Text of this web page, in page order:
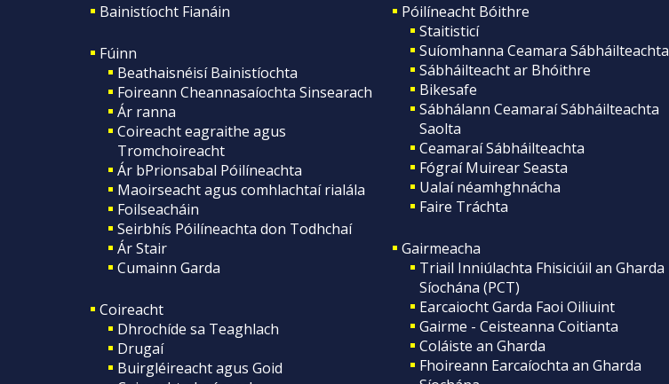
Bainistíocht Fianáin
Fúinn
Beathaisnéisí Bainistíochta
Foireann Cheannasaíochta Sinsearach
Ár ranna
Coireacht eagraithe agus
Tromchoireacht
Ár bPrionsabal Póilíneachta
Maoirseacht agus comhlachtaí rialála
Foilseacháin
Seirbhís Póilíneachta don Todhchaí
Ár Stair
Cumainn Garda
Coireacht
Dhrochíde sa Teaghlach
Drugaí
Buirgléireacht agus Goid
Póilíneacht Bóithre
Staitisticí
Suíomhanna Ceamara Sábháilteachta
Sábháilteacht ar Bhóithre
Bikesafe
Sábhálann Ceamaraí Sábháilteachta
Saolta
Ceamaraí Sábháilteachta
Fógraí Muirear Seasta
Ualaí néamhghnácha
Faire Tráchta
Gairmeacha
Triail Inniúlachta Fhisiciúil an Gharda
Síochána (PCT)
Earcaiocht Garda Faoi Oiliuint
Gairme - Ceisteanna Coitianta
Coláiste an Gharda
Fhoireann Earcaíochta an Gharda